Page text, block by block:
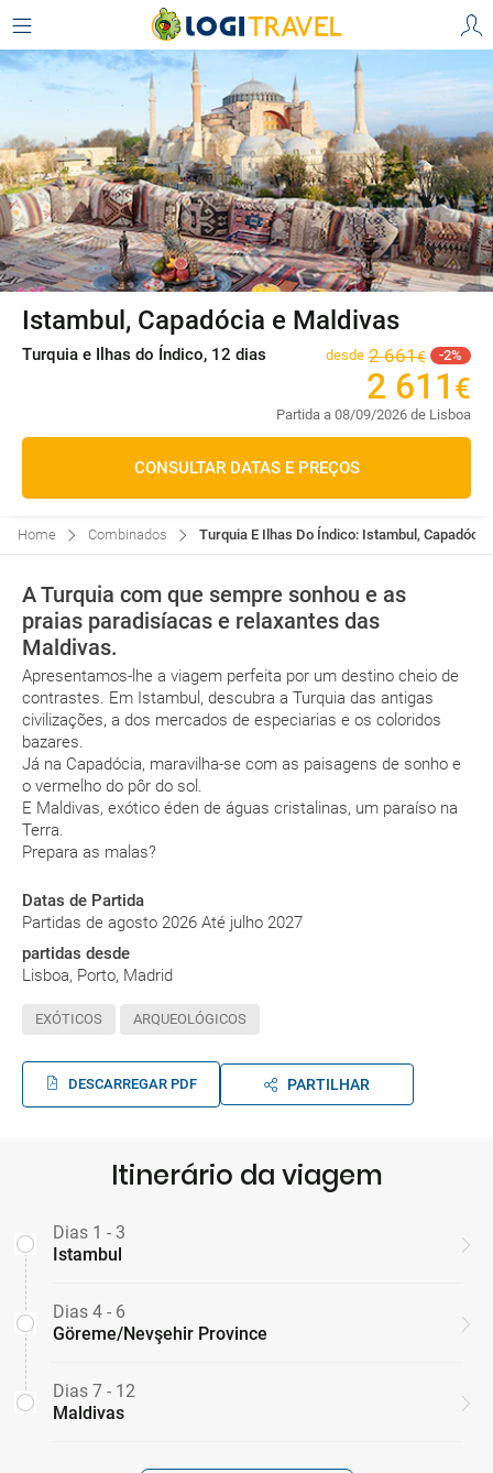
Istambul, Capadócia e Maldivas
Turquia e Ilhas do Índico, 12 dias desde 2 661€ 2
2 611 €
Partida a 08/09/2026 de Lisboa
CONSULTAR DATAS E PREÇOS
Home Combinados Turquia E Ilhas Do Índico: Istambul,
A Turquia com que sempre sonhou e as
praias paradisíacas e relaxantes das
Maldivas.
Apresentamos-lhe a viagem perfeita por um destino cheio de
contrastes. Em Istambul, descubra a Turquia das antigas
civilizações, a dos mercados de especiarias e os coloridos
bazares.
Já na Capadócia, maravilha-se com as paisagens de sonho e
o vermelho do pôr do sol.
E Maldivas, exótico éden de águas cristalinas, um paraíso na
Terra.
Prepara as malas?
Datas de Partida
Partidas de agosto 2026 Até julho 2027
partidas desde
Lisboa, Porto, Madrid
EXÓTICOS ARQUEOLÓGICOS
DESCARREGAR PDF PARTILHAR
Itinerário da viagem
Dias 1 - 3
Istambul
Dias 4 - 6
Göreme/Nevşehir Province
Dias 7 - 12
Maldivas